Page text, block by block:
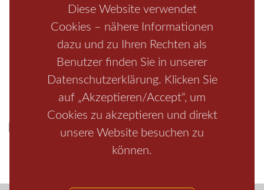
Diese Website verwendet
Cookies – nähere Informationen
dazu und zu Ihren Rechten als
Benutzer finden Sie in unserer
Datenschutzerklärung. Klicken Sie
auf „Akzeptieren/Accept“, um
Cookies zu akzeptieren und direkt
unsere Website besuchen zu
können.
Camping
Malerweg Nationalpark Affensteine Schrammsteine
Bad Schandau Wehlen Rathen Hohnstein
Königstein Kirnitzschtal Wellness Boofen Mediathek